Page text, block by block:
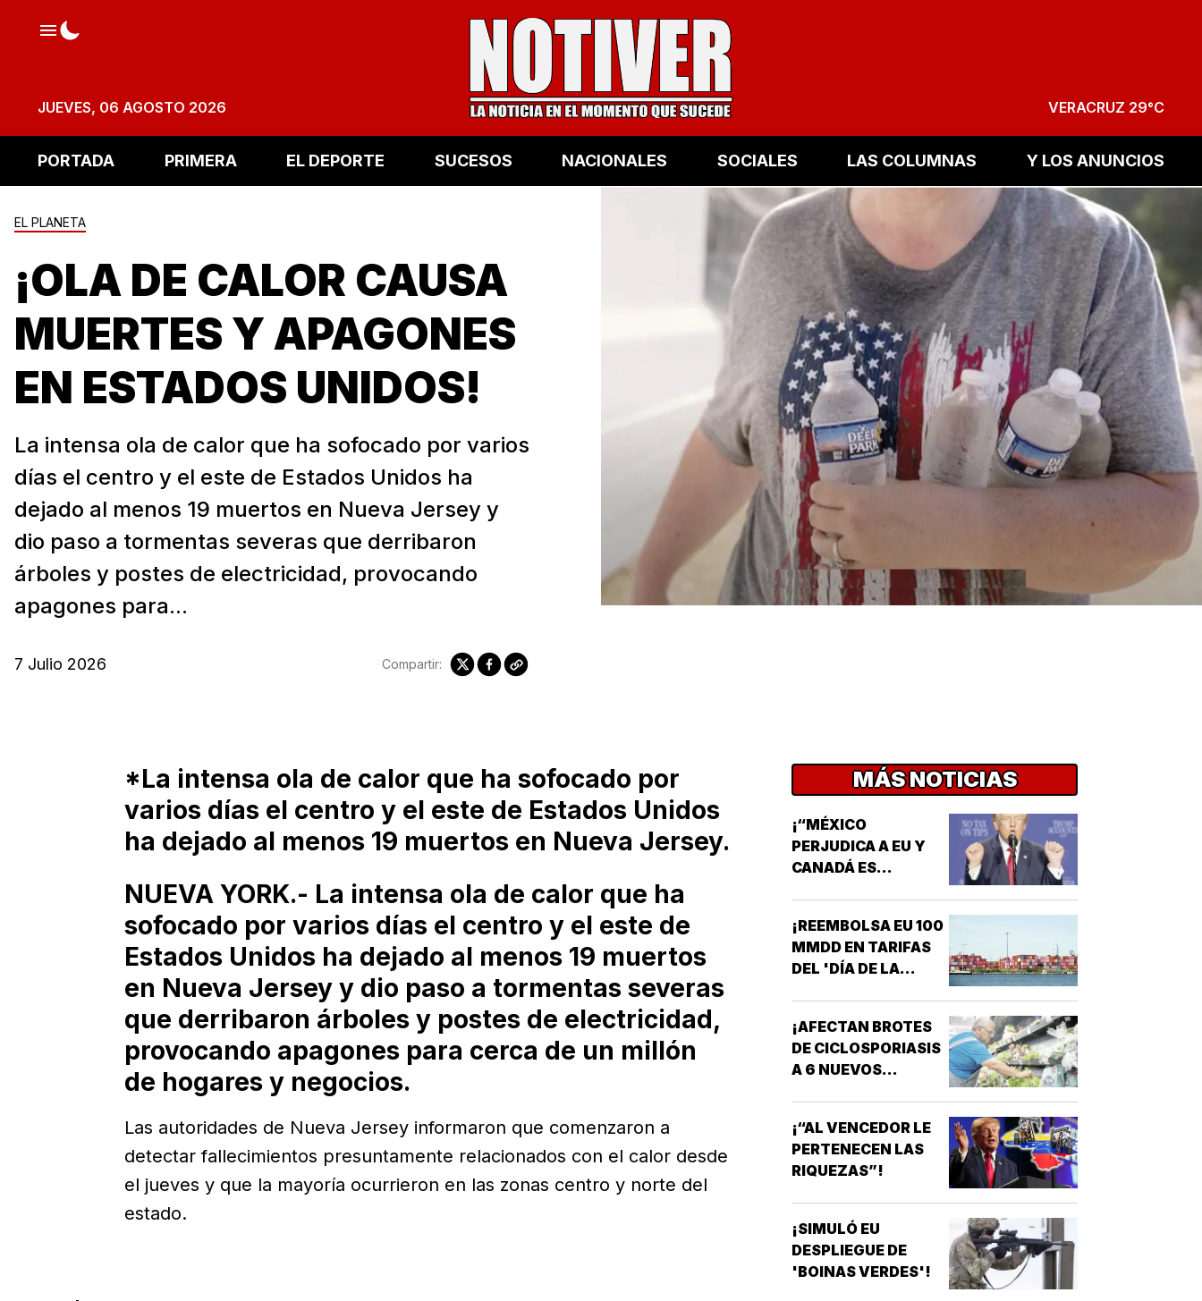
JUEVES, 06 AGOSTO 2026 VERACRUZ 29°C
PORTADA PRIMERA EL DEPORTE SUCESOS NACIONALES SOCIALES LAS COLUMNAS Y LOS ANUNCIOS
EL PLANETA
¡OLA DE CALOR CAUSA
MUERTES Y APAGONES
EN ESTADOS UNIDOS!
La intensa ola de calor que ha sofocado por varios
días el centro y el este de Estados Unidos ha
dejado al menos 19 muertos en Nueva Jersey y
dio paso a tormentas severas que derribaron
árboles y postes de electricidad, provocando
apagones para...
7 Julio 2026 Compartir:
*La intensa ola de calor que ha sofocado por
varios días el centro y el este de Estados Unidos
ha dejado al menos 19 muertos en Nueva Jersey.
NUEVA YORK.- La intensa ola de calor que ha
sofocado por varios días el centro y el este de
Estados Unidos ha dejado al menos 19 muertos
en Nueva Jersey y dio paso a tormentas severas
que derribaron árboles y postes de electricidad,
provocando apagones para cerca de un millón
de hogares y negocios.
Las autoridades de Nueva Jersey informaron que comenzaron a
detectar fallecimientos presuntamente relacionados con el calor desde
el jueves y que la mayoría ocurrieron en las zonas centro y norte del
estado.
MÁS NOTICIAS
¡“MÉXICO
PERJUDICA A EU Y
CANADÁ ES
¡REEMBOLSA EU 100
MMDD EN TARIFAS
DEL 'DÍA DE LA
¡AFECTAN BROTES
DE CICLOSPORIASIS
A 6 NUEVOS
¡“AL VENCEDOR LE
PERTENECEN LAS
RIQUEZAS”!
¡SIMULÓ EU
DESPLIEGUE DE
'BOINAS VERDES'!